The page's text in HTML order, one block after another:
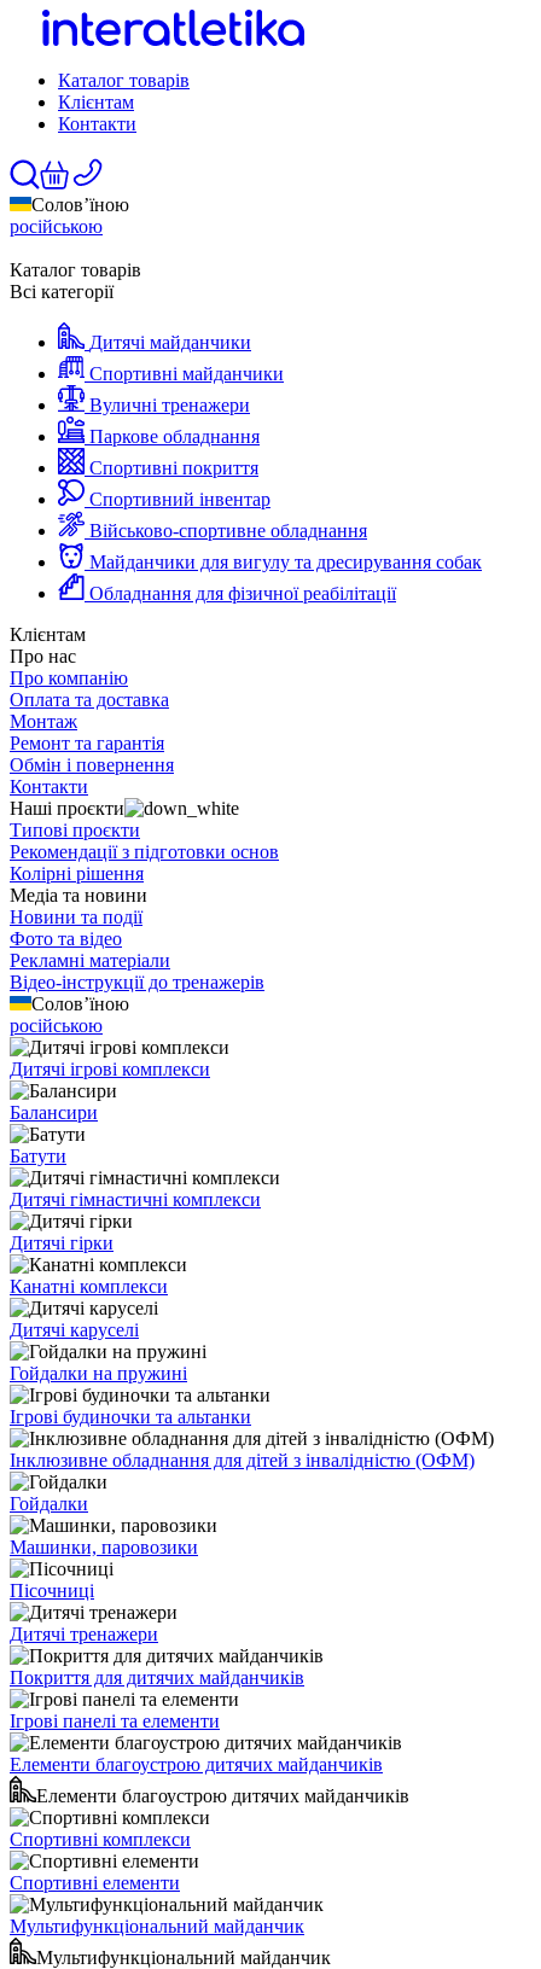
Каталог товарів
Клієнтам
Контакти
Солов’їною
російською
Каталог товарів
Всі категорії
Дитячі майданчики
Спортивні майданчики
Вуличні тренажери
Паркове обладнання
Спортивні покриття
Спортивний інвентар
Військово-спортивне обладнання
Майданчики для вигулу та дресирування собак
Обладнання для фізичної реабілітації
Клієнтам
Про нас
Про компанію
Оплата та доставка
Монтаж
Ремонт та гарантія
Обмін і повернення
Контакти
Наші проєкти
Типові проєкти
Рекомендації з підготовки основ
Колірні рішення
Медіа та новини
Новини та події
Фото та відео
Рекламні матеріали
Відео-інструкції до тренажерів
Солов’їною
російською
Дитячі ігрові комплекси
Балансири
Батути
Дитячі гімнастичні комплекси
Дитячі гірки
Канатні комплекси
Дитячі каруселі
Гойдалки на пружині
Ігрові будиночки та альтанки
Інклюзивне обладнання для дітей з інвалідністю (ОФМ)
Гойдалки
Машинки, паровозики
Пісочниці
Дитячі тренажери
Покриття для дитячих майданчиків
Ігрові панелі та елементи
Елементи благоустрою дитячих майданчиків
Елементи благоустрою дитячих майданчиків
Спортивні комплекси
Спортивні елементи
Мультифункціональний майданчик
Мультифункціональний майданчик